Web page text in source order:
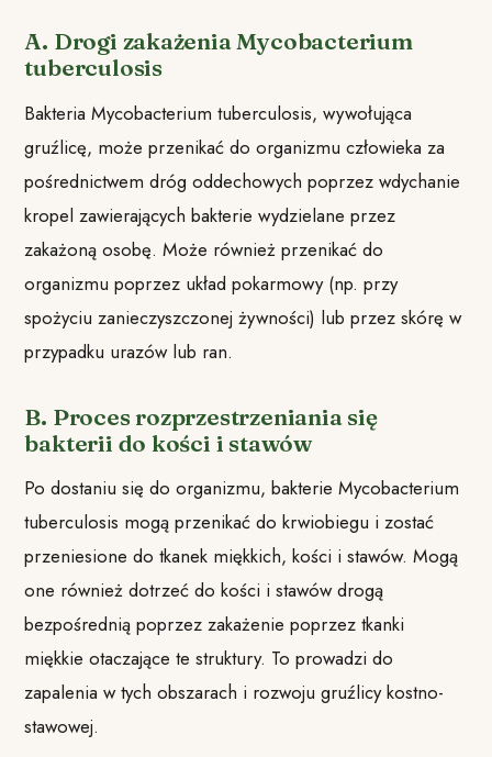
A. Drogi zakażenia Mycobacterium
tuberculosis
Bakteria Mycobacterium tuberculosis, wywołująca
gruźlicę, może przenikać do organizmu człowieka za
pośrednictwem dróg oddechowych poprzez wdychanie
kropel zawierających bakterie wydzielane przez
zakażoną osobę. Może również przenikać do
organizmu poprzez układ pokarmowy (np. przy
spożyciu zanieczyszczonej żywności) lub przez skórę w
przypadku urazów lub ran.
B. Proces rozprzestrzeniania się
bakterii do kości i stawów
Po dostaniu się do organizmu, bakterie Mycobacterium
tuberculosis mogą przenikać do krwiobiegu i zostać
przeniesione do tkanek miękkich, kości i stawów. Mogą
one również dotrzeć do kości i stawów drogą
bezpośrednią poprzez zakażenie poprzez tkanki
miękkie otaczające te struktury. To prowadzi do
zapalenia w tych obszarach i rozwoju gruźlicy kostno-
stawowej.